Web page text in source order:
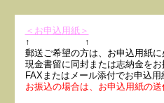
＜お申込用紙＞
↑ ↑
郵送ご希望の方は、お申込用紙に
現金書留に同封または志納金をお
FAXまたはメール添付でお申込用
お振込の場合は、お申込用紙の送